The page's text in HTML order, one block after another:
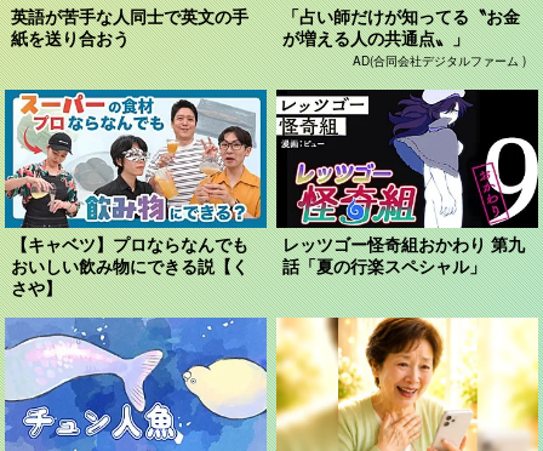
英語が苦手な人同士で英文の手
紙を送り合おう
「占い師だけが知ってる〝お金
が増える人の共通点〟」
AD(合同会社デジタルファーム )
【キャベツ】プロならなんでも
おいしい飲み物にできる説【く
さや】
レッツゴー怪奇組おかわり 第九
話「夏の行楽スペシャル」